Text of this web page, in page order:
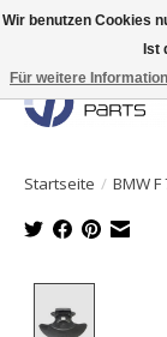
Originale Teile sofort
Startseite / BMW
Wir benutzen Cookies
Ist
Für weitere